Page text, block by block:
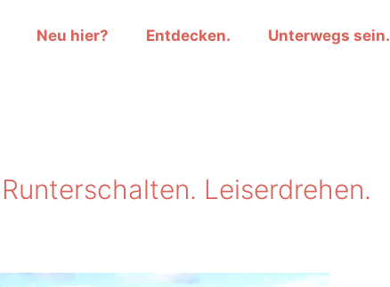
Neu hier? Entdecken. Unterwegs sein.
Leiserdrehen.